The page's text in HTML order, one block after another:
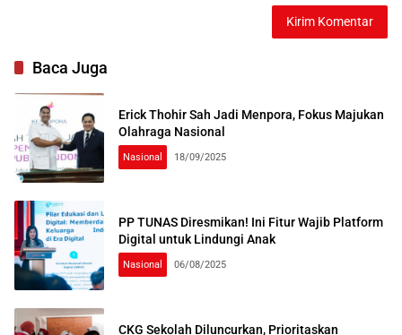
Baca Juga
Erick Thohir Sah Jadi Menpora, Fokus Majukan
Olahraga Nasional
Nasional 18/09/2025
PP TUNAS Diresmikan! Ini Fitur Wajib Platform
Digital untuk Lindungi Anak
Nasional 06/08/2025
CKG Sekolah Diluncurkan, Prioritaskan